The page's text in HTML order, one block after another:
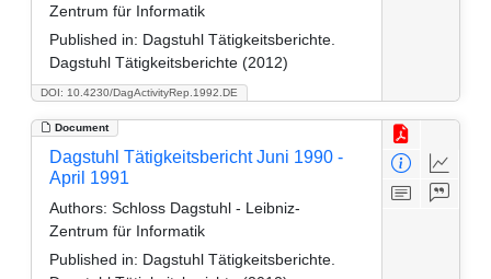
DOI: 10.4230/DagActivityRep.1992.DE
Zentrum für Informatik
Published in: Dagstuhl Tätigkeitsberichte.
Dagstuhl Tätigkeitsberichte (2012)
Document
Dagstuhl Tätigkeitsbericht Juni 1990 -
April 1991
Authors: Schloss Dagstuhl - Leibniz-
Zentrum für Informatik
Published in: Dagstuhl Tätigkeitsberichte.